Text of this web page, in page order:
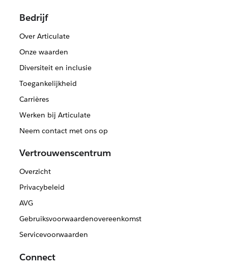
Bedrijf
Over Articulate
Onze waarden
Diversiteit en inclusie
Toegankelijkheid
Carrières
Werken bij Articulate
Neem contact met ons op
Vertrouwenscentrum
Overzicht
Privacybeleid
AVG
Gebruiksvoorwaardenovereenkomst
Servicevoorwaarden
Connect